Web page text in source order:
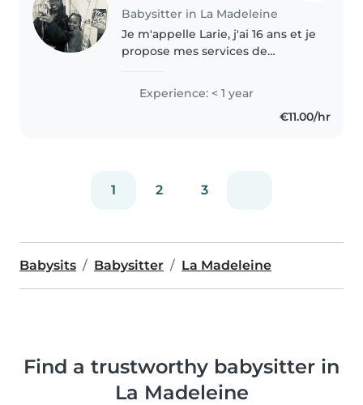
Babysitter in La Madeleine
Je m'appelle Larie, j'ai 16 ans et je
propose mes services de
regarder des séries, jouerde
sociétés et inventer des petites
Experience: < 1 year
€11.00/hr
1 2 3
Babysits Babysitter La Madeleine
Find a trustworthy babysitter in
La Madeleine